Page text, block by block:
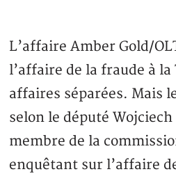
L’affaire Amber Gold/
l’affaire de la fraude à la
affaires séparées. Mais
selon le député
membre de la
enquêtant sur l’affaire